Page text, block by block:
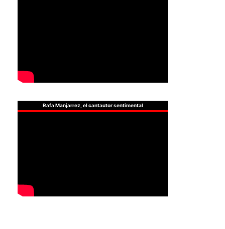
Rafa Manjarrez, el cantautor sentimental